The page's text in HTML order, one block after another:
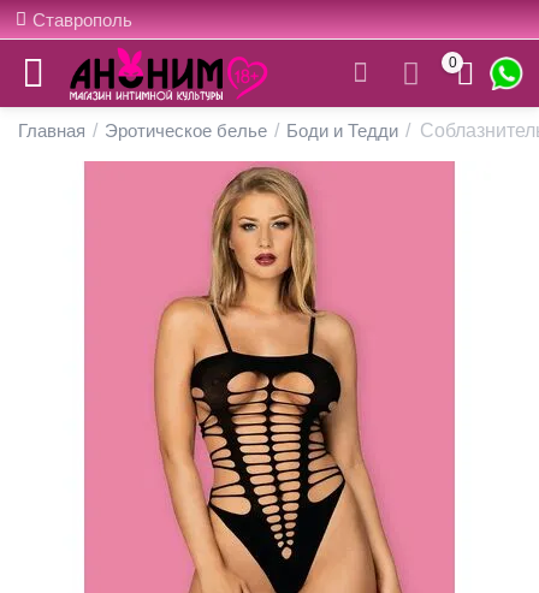
Ставрополь
0
Главная / Эротическое белье / Боди и Тедди /